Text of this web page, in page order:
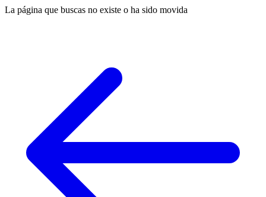
La página que buscas no existe o ha sido movida